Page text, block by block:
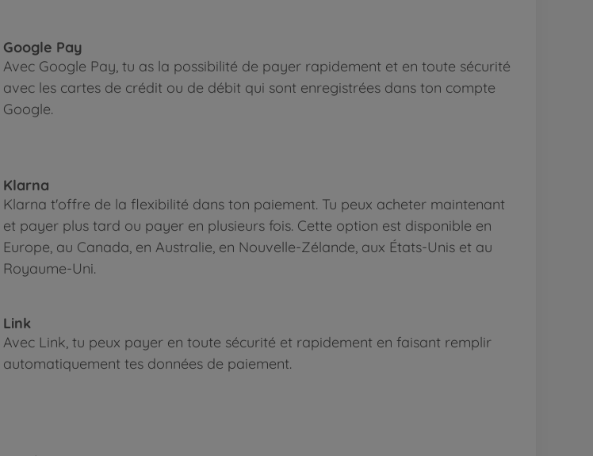
Google Pay
Avec Google Pay, tu as la possibilité de payer rapidement et en toute sécurité
avec les cartes de crédit ou de débit qui sont enregistrées dans ton compte
Google.
Klarna
Klarna t'offre de la flexibilité dans ton paiement. Tu peux acheter maintenant
et payer plus tard ou payer en plusieurs fois. Cette option est disponible en
Europe, au Canada, en Australie, en Nouvelle-Zélande, aux États-Unis et au
Royaume-Uni.
Link
Avec Link, tu peux payer en toute sécurité et rapidement en faisant remplir
automatiquement tes données de paiement.